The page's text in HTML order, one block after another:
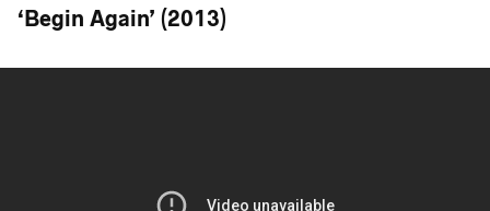
‘Begin Again’ (2013)